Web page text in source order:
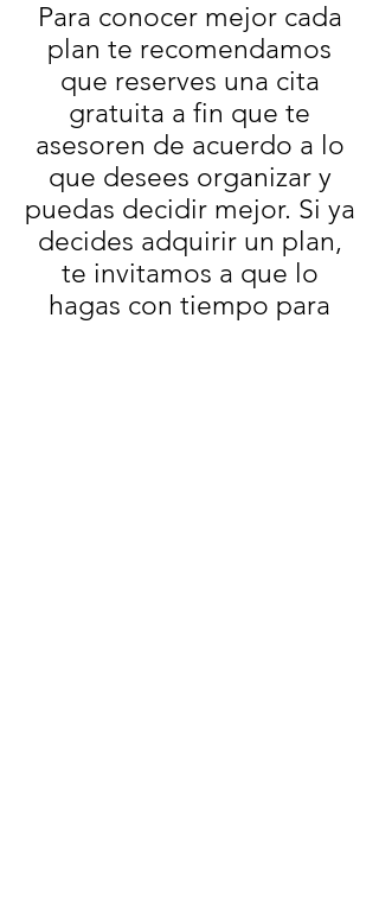
Para conocer mejor cada
plan te recomendamos
que reserves una cita
gratuita a fin que te
asesoren de acuerdo a lo
que desees organizar y
puedas decidir mejor. Si ya
decides adquirir un plan,
te invitamos a que lo
hagas con tiempo para